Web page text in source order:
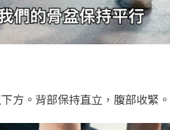
方。背部保持直立，腹部收緊。